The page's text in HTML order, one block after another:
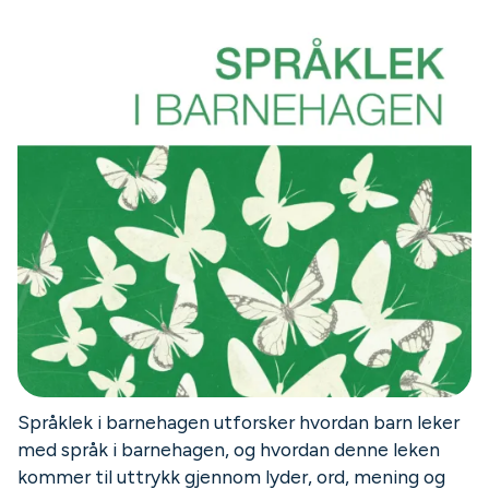
Språklek i barnehagen utforsker hvordan barn leker
med språk i barnehagen, og hvordan denne leken
kommer til uttrykk gjennom lyder, ord, mening og